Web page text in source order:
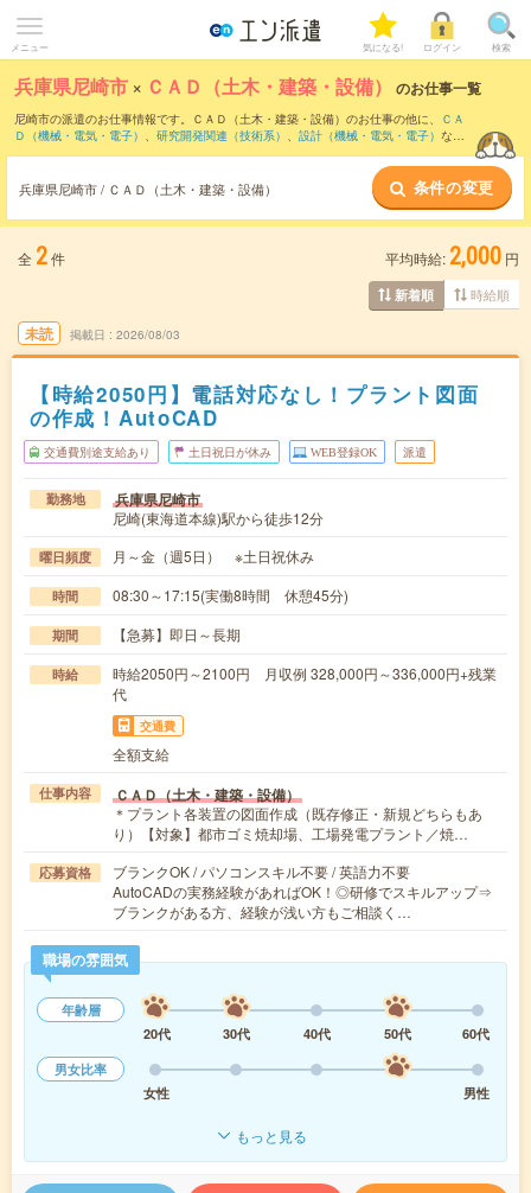
メニュー 気になる! ログイン 検索
兵庫県尼崎市 × ＣＡＤ（土木・建築・設備） のお仕事一覧
尼崎市の派遣のお仕事情報です。ＣＡＤ（土木・建築・設備）のお仕事の他に、
ＣＡ
Ｄ（機械・電気・電子） 、 研究開発関連（技術系） 、 設計（機械・電気・電子） など
ＣＡＤ（土木・建築・設備）のお仕事
とは？とは？
兵庫県尼崎市 / ＣＡＤ（土木・建築・設備） 条件の変更
全 2件 平均時給: 2,000 円
新着順 時給順
未読 掲載日 2026/08/03
【時給2050円】電話対応なし！プラント図面
の作成！AutoCAD
交通費別途支給あり 土日祝日が休み WEB登録OK 派遣
勤務地 兵庫県尼崎市
尼崎(東海道本線)駅から徒歩12分
曜日頻度 月～金（週5日） ※土日祝休み
時間 08:30～17:15(実働8時間 休憩45分)
期間 【急募】即日～長期
時給
時給2050円～2100円 月収例 328,000円～336,000円+残業
代
交通費
全額支給
仕事内容 ＣＡＤ（土木・建築・設備）
＊プラント各装置の図面作成（既存修正・新規どちらもあ
り）【対象】都市ゴミ焼却場、工場発電プラント／焼…
応募資格
ブランクOK / パソコンスキル不要 / 英語力不要
AutoCADの実務経験があればOK！◎研修でスキルアップ⇒
ブランクがある方、経験が浅い方もご相談く…
職場の雰囲気
年齢層
20代
30代 40代 50代
60代
男女比率
女性
男性
もっと見る